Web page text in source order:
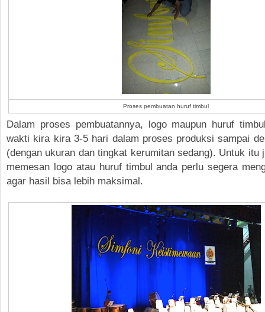
Proses pembuatan huruf timbul
Dalam proses pembuatannya, logo maupun huruf
wakti kira kira 3-5 hari dalam proses produksi sampai
(dengan ukuran dan tingkat kerumitan sedang). Untuk itu
memesan logo atau huruf timbul anda perlu segera
agar hasil bisa lebih maksimal.